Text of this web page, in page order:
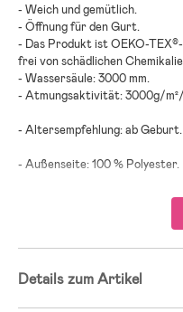
- Weich und gemütlich.
- Öffnung für den Gurt.
- Das Produkt ist OEKO-
frei von schädlichen
- Wassersäule: 3000 mm.
- Atmungsaktivität: 3000g/
- Altersempfehlung: ab Geburt.
- Außenseite: 100 % Polyester.
Details zum Artikel